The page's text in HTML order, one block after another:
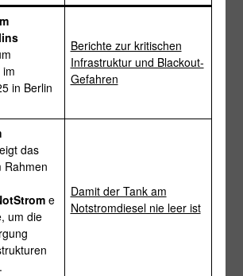
in Berlin
Berichte zur kritischen
Infrastruktur und Blackout-
Gefahren
das
Rahmen
e
um die
Damit der Tank am
Notstromdiesel nie leer ist